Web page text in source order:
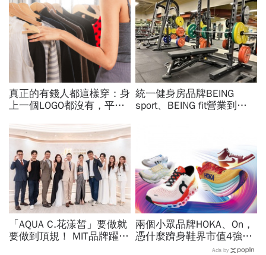
真正的有錢人都這樣穿：身
上一個LOGO都沒有，平凡
頂奢富豪的花錢智慧
統一健身房品牌BEING
sport、BEING fit營業到這
「AQUA C.花漾皙」要做就
要做到頂規！ MIT品牌躍上
兩個小眾品牌HOKA、On，
憑什麼躋身鞋界市值4強、
撼動台灣代工廠版圖？ 解
Ads by